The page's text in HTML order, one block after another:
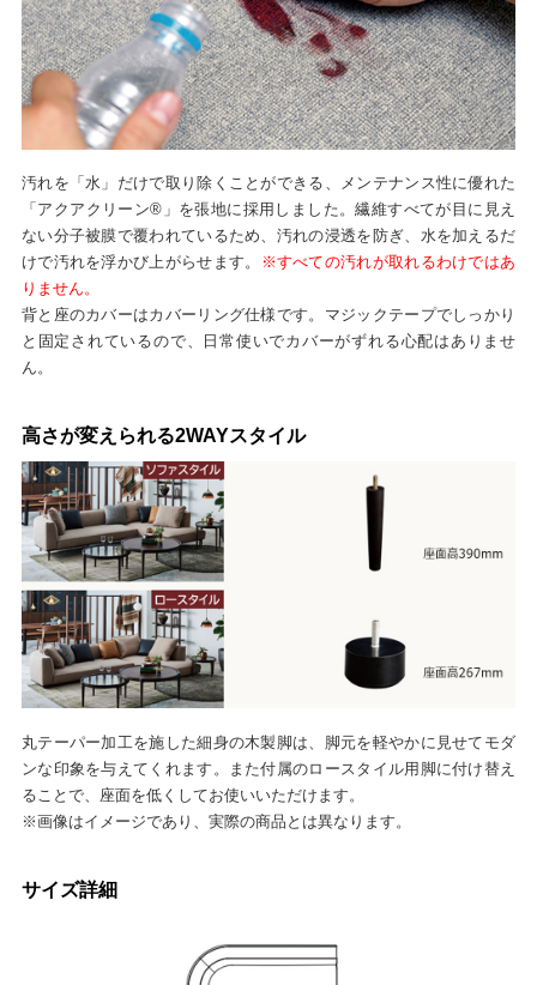
汚れを「水」だけで取り除くことができる、メンテナンス性に優れた
「アクアクリーン®」を張地に採用しました。繊維すべてが目に見え
ない分子被膜で覆われているため、汚れの浸透を防ぎ、水を加えるだ
けで汚れを浮かび上がらせます。
※すべての汚れが取れるわけではあ
りません。
背と座のカバーはカバーリング仕様です。マジックテープでしっかり
と固定されているので、日常使いでカバーがずれる心配はありませ
ん。
高さが変えられる2WAYスタイル
丸テーパー加工を施した細身の木製脚は、脚元を軽やかに見せてモダ
ンな印象を与えてくれます。また付属のロースタイル用脚に付け替え
ることで、座面を低くしてお使いいただけます。
※画像はイメージであり、実際の商品とは異なります。
サイズ詳細